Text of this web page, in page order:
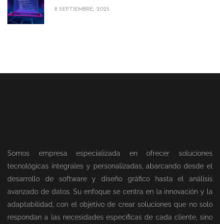
8 SEPTIEMBRE, 2025
Somos empresa especializada en ofrecer soluciones
tecnológicas integrales y personalizadas, abarcando desde el
desarrollo de software y diseño gráfico hasta el análisis
avanzado de datos. Su enfoque se centra en la innovación y la
adaptabilidad, con el objetivo de crear soluciones que no solo
respondan a las necesidades específicas de cada cliente, sino